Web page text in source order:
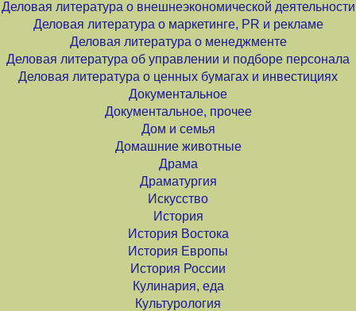
Деловая литература о внешнеэкономической деятельности
Деловая литература о маркетинге, PR и рекламе
Деловая литература о менеджменте
Деловая литература об управлении и подборе персонала
Деловая литература о ценных бумагах и инвестициях
Документальное
Документальное, прочее
Дом и семья
Домашние животные
Драма
Драматургия
Искусство
История
История Востока
История Европы
История России
Кулинария, еда
Культурология